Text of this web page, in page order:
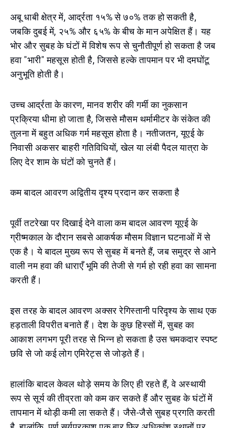
अबू धाबी क्षेत्र में, आर्द्रता १५% से ७०% तक हो सकती है,
जबकि दुबई में, २५% और ६५% के बीच के मान अपेक्षित हैं। यह
भोर और सुबह के घंटों में विशेष रूप से चुनौतीपूर्ण हो सकता है जब
हवा "भारी" महसूस होती है, जिससे हल्के तापमान पर भी दमघोंटू
अनुभूति होती है।
उच्च आर्द्रता के कारण, मानव शरीर की गर्मी का नुकसान
प्रक्रिया धीमा हो जाता है, जिससे मौसम थर्मामीटर के संकेत की
तुलना में बहुत अधिक गर्म महसूस होता है। नतीजतन, यूएई के
निवासी अकसर बाहरी गतिविधियों, खेल या लंबी पैदल यात्रा के
लिए देर शाम के घंटों को चुनते हैं।
कम बादल आवरण अद्वितीय दृश्य प्रदान कर सकता है
पूर्वी तटरेखा पर दिखाई देने वाला कम बादल आवरण यूएई के
ग्रीष्मकाल के दौरान सबसे आकर्षक मौसम विज्ञान घटनाओं में से
एक है। ये बादल मुख्य रूप से सुबह में बनते हैं, जब समुद्र से आने
वाली नम हवा की धाराएँ भूमि की तेजी से गर्म हो रही हवा का सामना
करती हैं।
इस तरह के बादल आवरण अक्सर रेगिस्तानी परिदृश्य के साथ एक
हड़ताली विपरीत बनाते हैं। देश के कुछ हिस्सों में, सुबह का
आकाश लगभग पूरी तरह से भिन्न हो सकता है उस चमकदार स्पष्ट
छवि से जो कई लोग एमिरेट्स से जोड़ते हैं।
हालांकि बादल केवल थोड़े समय के लिए ही रहते हैं, वे अस्थायी
रूप से सूर्य की तीव्रता को कम कर सकते हैं और सुबह के घंटों में
तापमान में थोड़ी कमी ला सकते हैं। जैसे-जैसे सुबह प्रगति करती